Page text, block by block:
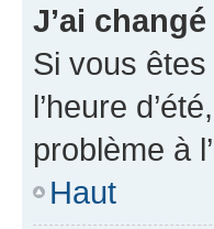
J’ai
Si vous
l’heure
problème à
Haut